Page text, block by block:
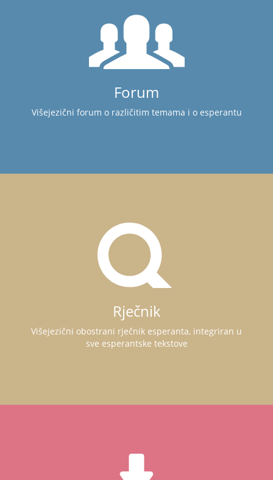
Forum
Višejezični forum o različitim temama i o esperantu
Rječnik
Višejezični obostrani rječnik esperanta, integriran u
sve esperantske tekstove